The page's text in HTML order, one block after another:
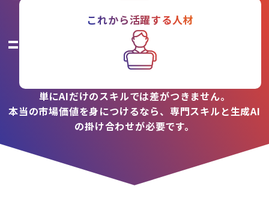
=
これから活躍する人材
単にAIだけのスキルでは差がつきません。
本当の市場価値を身につけるなら、専門スキルと生成AI
の掛け合わせが必要です。